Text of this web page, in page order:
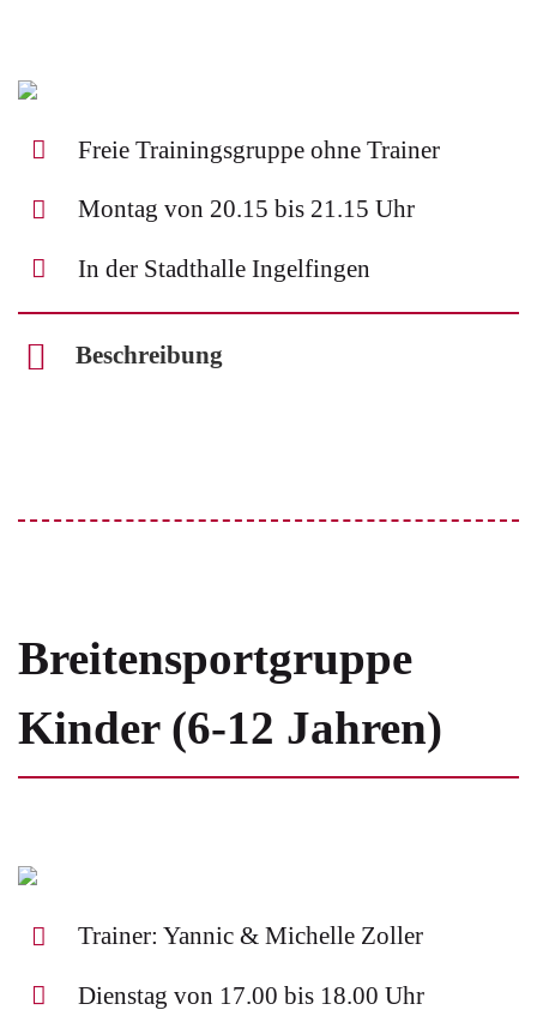
Freie Trainingsgruppe ohne Trainer
Montag von 20.15 bis 21.15 Uhr
In der Stadthalle Ingelfingen
Beschreibung
Breitensportgruppe
Kinder (6-12 Jahren)
Trainer: Yannic & Michelle Zoller
Dienstag von 17.00 bis 18.00 Uhr